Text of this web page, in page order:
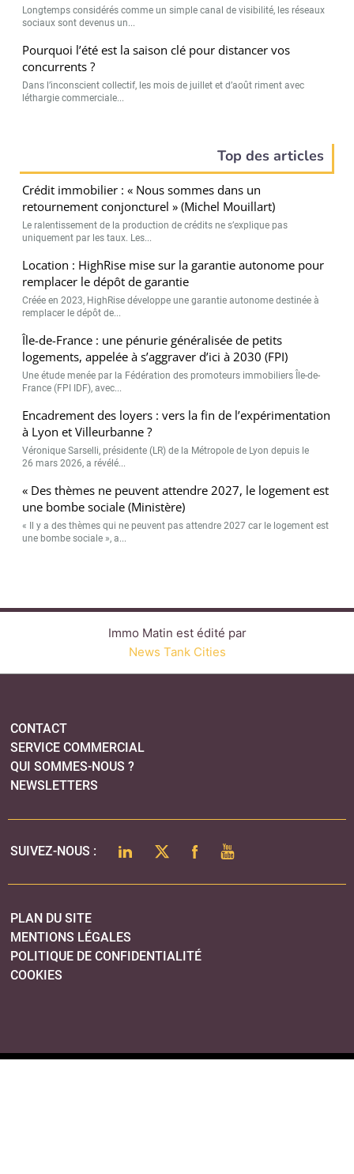
Longtemps considérés comme un simple canal de visibilité, les réseaux
sociaux sont devenus un...
Pourquoi l’été est la saison clé pour distancer vos
concurrents ?
Dans l’inconscient collectif, les mois de juillet et d’août riment avec
léthargie commerciale...
Top des articles
Crédit immobilier : « Nous sommes dans un
retournement conjoncturel » (Michel Mouillart)
Le ralentissement de la production de crédits ne s’explique pas
uniquement par les taux. Les...
Location : HighRise mise sur la garantie autonome pour
remplacer le dépôt de garantie
Créée en 2023, HighRise développe une garantie autonome destinée à
remplacer le dépôt de...
Île-de-France : une pénurie généralisée de petits
logements, appelée à s’aggraver d’ici à 2030 (FPI)
Une étude menée par la Fédération des promoteurs immobiliers Île-de-
France (FPI IDF), avec...
Encadrement des loyers : vers la fin de l’expérimentation
à Lyon et Villeurbanne ?
Véronique Sarselli, présidente (LR) de la Métropole de Lyon depuis le
26 mars 2026, a révélé...
« Des thèmes ne peuvent attendre 2027, le logement est
une bombe sociale (Ministère)
« Il y a des thèmes qui ne peuvent pas attendre 2027 car le logement est
une bombe sociale », a...
Immo Matin est édité par
News Tank Cities
CONTACT
SERVICE COMMERCIAL
QUI SOMMES-NOUS ?
NEWSLETTERS
SUIVEZ-NOUS : LINKEDINTWITTERFACEBOOK
YOUTUBE
PLAN DU SITE
MENTIONS LÉGALES
POLITIQUE DE CONFIDENTIALITÉ
COOKIES